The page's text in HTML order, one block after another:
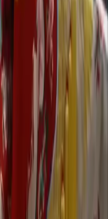
para generación de vídeo con
visual y escritura de prompts.